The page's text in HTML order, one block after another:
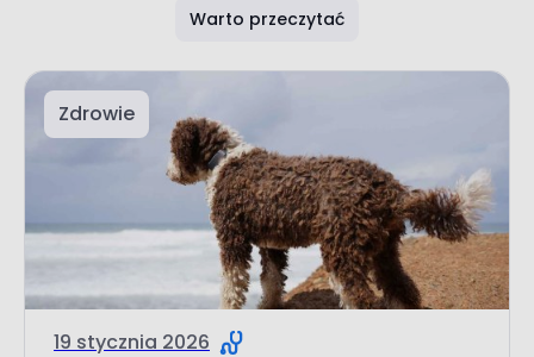
Warto przeczytać
Zdrowie
19 stycznia 2026